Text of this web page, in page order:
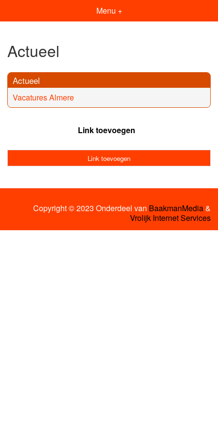
Menu +
Actueel
Actueel
Vacatures Almere
Link toevoegen
Link toevoegen
Copyright © 2023 Onderdeel van BaakmanMedia&
Vrolijk Internet Services